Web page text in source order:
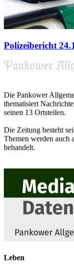
Polizeibericht
Die Pankower
thematisiert
seinen 13 Ortsteilen.
Die Zeitung besteht
Themen werden auch
behandelt.
Leben